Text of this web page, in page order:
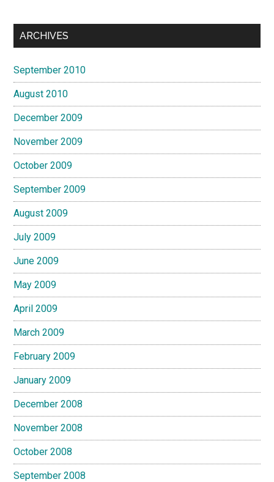
ARCHIVES
September 2010
August 2010
December 2009
November 2009
October 2009
September 2009
August 2009
July 2009
June 2009
May 2009
April 2009
March 2009
February 2009
January 2009
December 2008
November 2008
October 2008
September 2008